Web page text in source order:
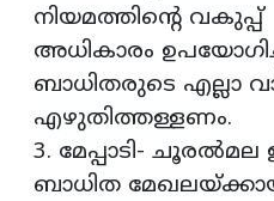
നിയമത്തിന്റെ
അധികാരം
ബാധിതരുടെ എല്ലാ
എഴുതിത്തള്ളണം.
3. മേപ്പാടി-
ബാധിത